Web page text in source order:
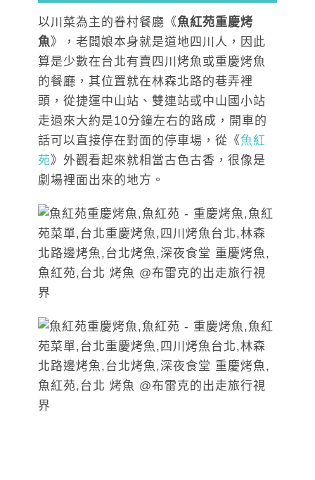
以川菜為主的眷村餐廳《魚紅苑重慶烤
魚》，老闆娘本身就是道地四川人，因此
算是少數在台北有賣四川烤魚或重慶烤魚
的餐廳，其位置就在林森北路的巷弄裡
頭，從捷運中山站、雙連站或中山國小站
走過來大約是10分鐘左右的路成，開車的
話可以直接停在對面的停車場，從《魚紅
苑》外觀看起來就相當古色古香，很像是
劇場裡面出來的地方。